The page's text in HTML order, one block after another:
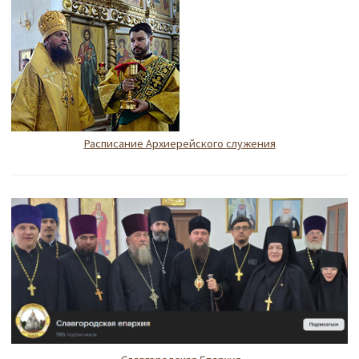
Расписание Архиерейского служения